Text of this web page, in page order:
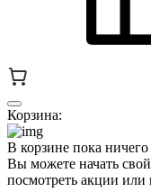
Корзина:
В корзине пока ничего
Вы можете начать
посмотреть акции или